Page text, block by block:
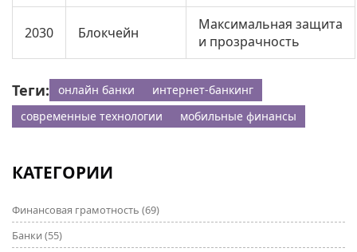
2030 Блокчейн
Максимальная защита
и прозрачность
Теги: онлайн банки
интернет-банкинг
современные технологии
мобильные финансы
КАТЕГОРИИ
Финансовая грамотность (69)
Банки (55)